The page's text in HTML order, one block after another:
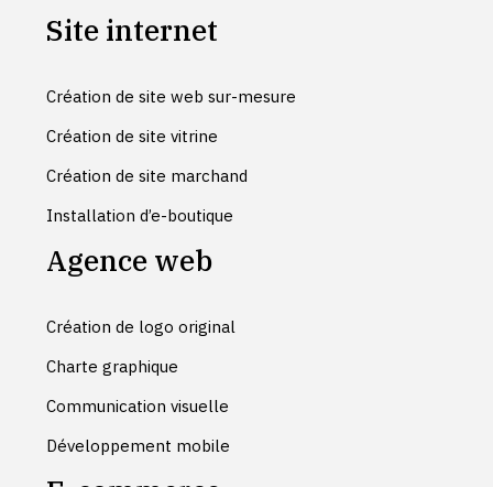
Site internet
Création de site web sur-mesure
Création de site vitrine
Création de site marchand
Installation d’e-boutique
Agence web
Création de logo original
Charte graphique
Communication visuelle
Développement mobile